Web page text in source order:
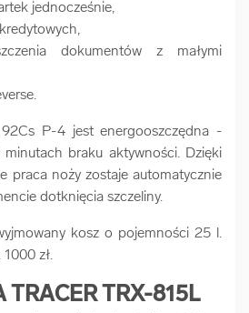
jednocześnie,
dokumentów z małymi
92Cs P-4 jest energooszczędna -
braku aktywności. Dzięki
praca noży zostaje automatycznie
dotknięcia szczeliny.
kosz o pojemności 25 l.
zł.
TRACER TRX-815L